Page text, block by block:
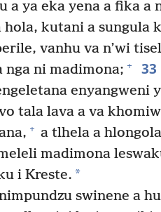
a ya eka yena a fika a
kutani a sungula
vanhu va n’wi
nga ni madimona; + 33
enyangweni
tala lava a va
+ a tlhela a
madimona
i Kreste. *
swinene a